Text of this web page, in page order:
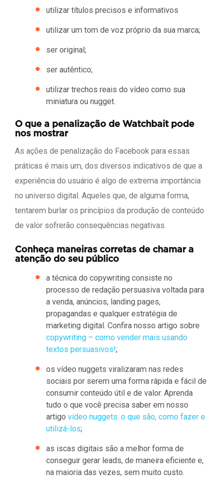
utilizar títulos precisos e informativos
utilizar um tom de voz próprio da sua marca;
ser original;
ser autêntico;
utilizar trechos reais do vídeo como sua
miniatura ou nugget.
O que a penalização de Watchbait pode
nos mostrar
As ações de penalização do Facebook para essas
práticas é mais um, dos diversos indicativos de que a
experiência do usuário é algo de extrema importância
no universo digital. Aqueles que, de alguma forma,
tentarem burlar os princípios da produção de conteúdo
de valor sofrerão consequências negativas.
Conheça maneiras corretas de chamar a
atenção do seu público
a técnica do copywriting consiste no
processo de redação persuasiva voltada para
a venda, anúncios, landing pages,
propagandas e qualquer estratégia de
marketing digital. Confira nosso artigo sobre
copywriting – como vender mais usando
textos persuasivos!;
os vídeo nuggets viralizaram nas redes
sociais por serem uma forma rápida e fácil de
consumir conteúdo útil e de valor. Aprenda
tudo o que você precisa saber em nosso
artigo vídeo nuggets: o que são, como fazer e
utilizá-los;
as iscas digitais são a melhor forma de
conseguir gerar leads, de maneira eficiente e,
na maioria das vezes, sem muito custo.